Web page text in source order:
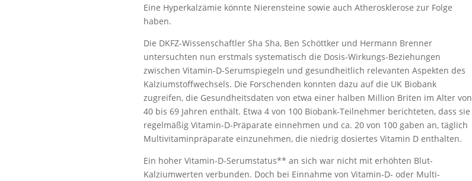
Eine Hyperkalzämie könnte Nierensteine sowie auch Atherosklerose zur Folge
haben.
Die DKFZ-Wissenschaftler Sha Sha, Ben Schöttker und Hermann Brenner
untersuchten nun erstmals systematisch die Dosis-Wirkungs-Beziehungen
zwischen Vitamin-D-Serumspiegeln und gesundheitlich relevanten Aspekten des
Kalziumstoffwechsels. Die Forschenden konnten dazu auf die UK Biobank
zugreifen, die Gesundheitsdaten von etwa einer halben Million Briten im Alter von
40 bis 69 Jahren enthält. Etwa 4 von 100 Biobank-Teilnehmer berichteten, dass sie
regelmäßig Vitamin-D-Präparate einnehmen und ca. 20 von 100 gaben an, täglich
Multivitaminpräparate einzunehmen, die niedrig dosiertes Vitamin D enthalten.
Ein hoher Vitamin-D-Serumstatus** an sich war nicht mit erhöhten Blut-
Kalziumwerten verbunden. Doch bei Einnahme von Vitamin-D- oder Multi­